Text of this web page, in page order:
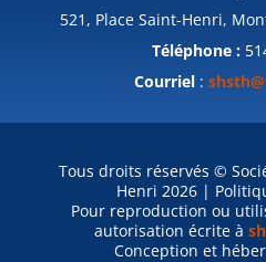
521, Place Saint-Henri,
Téléphone :
Courriel :
Tous droits réservés ©
Henri 2026 |
Pour reproduction ou
autorisation écrite à
Conception et